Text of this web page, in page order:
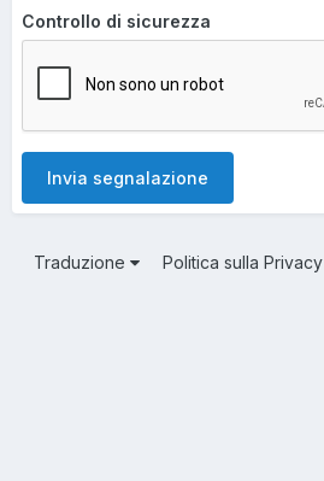
Controllo di sicurezza
Invia segnalazione
Traduzione Politica sulla Privacy